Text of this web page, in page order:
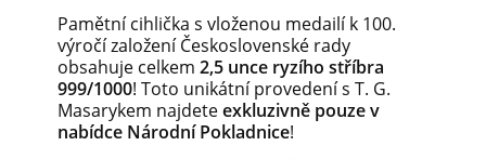
Pamětní cihlička s vloženou medailí k 100.
výročí založení Československé rady
obsahuje celkem 2,5 unce ryzího stříbra
999/1000! Toto unikátní provedení s T. G.
Masarykem najdeteexkluzivně pouze v
nabídce Národní Pokladnice!